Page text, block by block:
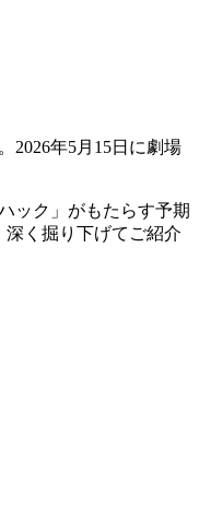
2026年5月15日に劇場
ック」がもたらす予期
深く掘り下げてご紹介